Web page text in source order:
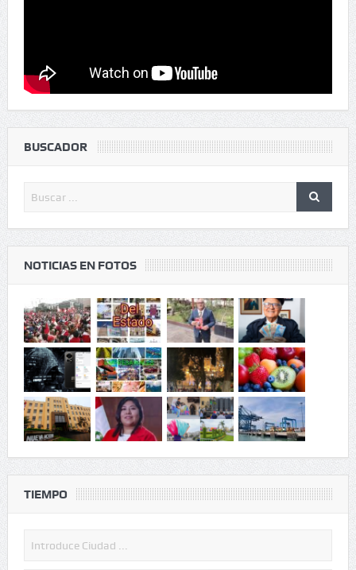
BUSCADOR
NOTICIAS EN FOTOS
TIEMPO